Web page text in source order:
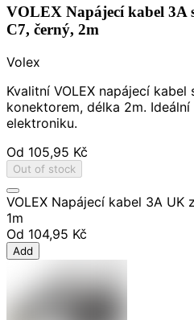
VOLEX Napájecí kabel 3A
C7, černý, 2m
Volex
Kvalitní VOLEX napájecí
konektorem, délka 2m.
elektroniku.
Od 105,95 Kč
Out of stock
VOLEX Napájecí kabel 3A UK
1m
Od 104,95 Kč
Add